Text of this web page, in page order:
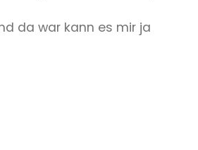
da war kann es mir ja